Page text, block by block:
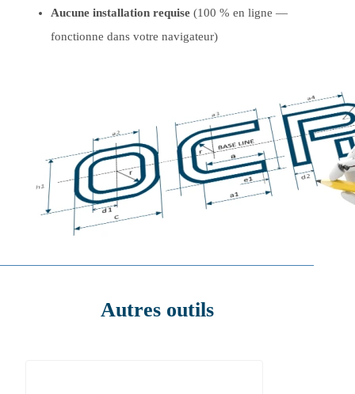
Aucune installation requise (100 % en ligne —
fonctionne dans votre navigateur)
Autres outils